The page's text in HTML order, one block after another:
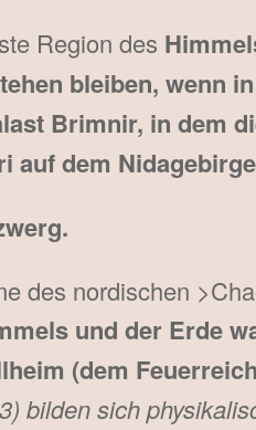
Region des
bleiben, wenn
Brimnir, in dem
auf dem
des nordischen
und der Erde
(dem
bilden sich